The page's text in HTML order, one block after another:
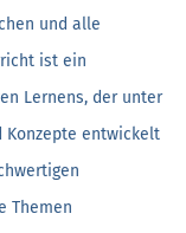
und alle
ist ein
Lernens, der unter
Konzepte entwickelt
Themen